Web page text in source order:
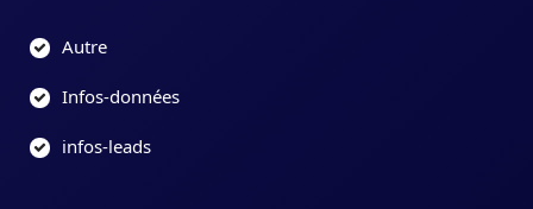
Autre
Infos-données
infos-leads